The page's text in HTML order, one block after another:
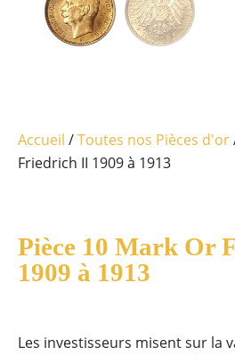
Accueil /Toutes nos Pièces d'or
Friedrich II 1909 à 1913
Pièce 10 Mark Or
1909 à 1913
Les investisseurs misent sur la